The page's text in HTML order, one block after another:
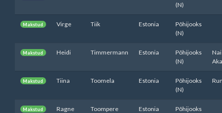
(N)
Makstud Virge Tiik Estonia
Põhijooks
(N)
Makstud Heidi Timmermann Estonia
Põhijooks
(N)
Makstud Tiina Toomela Estonia
Põhijooks
(N)
Makstud Ragne Toompere Estonia Põhijooks